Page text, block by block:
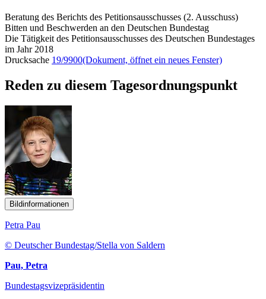
Beratung des Berichts des Petitionsausschusses (2. Ausschuss)
Bitten und Beschwerden an den Deutschen Bundestag
Die Tätigkeit des Petitionsausschusses des Deutschen Bundestages
im Jahr 2018
Drucksache 19/9900(Dokument, öffnet ein neues Fenster)
Reden zu diesem Tagesordnungspunkt
Bildinformationen
Petra Pau
© Deutscher Bundestag/Stella von Saldern
Pau, Petra
Bundestagsvizepräsidentin